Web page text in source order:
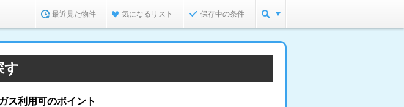
最近見た物件 気になるリスト 保存中の条件
す
ス利用可のポイント